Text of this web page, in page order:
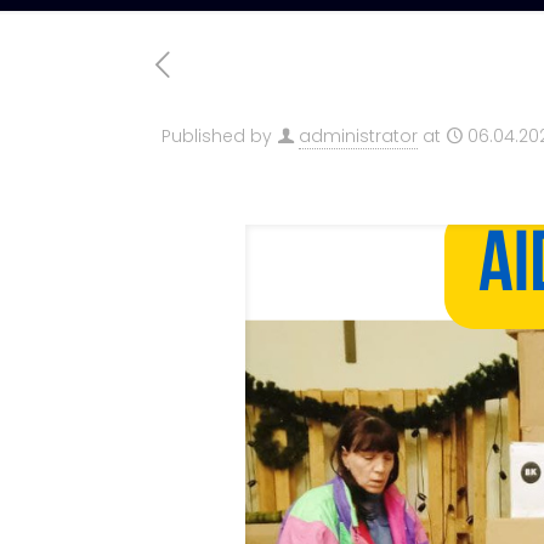
Published by administrator at